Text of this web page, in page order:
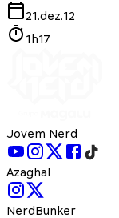
21.dez.12
1h17
Jovem Nerd
Azaghal
NerdBunker